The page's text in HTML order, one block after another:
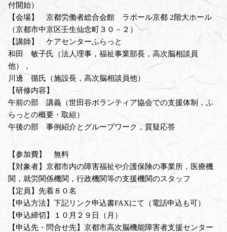
付開始）
【会場】 京都労働者総合会館 ラポール京都 2階大ホール
（京都市中京区壬生仙念町３０－２）
【講師】 ケアセンターふらっと
和田 敏子氏（法人理事，福祉事業部長，高次脳相談員
他），
川邊 循氏（施設長，高次脳相談員他）
【研修内容】
午前の部 講義（世田谷ボランティア協会での支援体制，ふ
らっとの概要・取組）
午後の部 事例紹介とグループワーク，質疑応答
【参加費】 無料
【対象者】京都市内の障害福祉や介護保険の事業所，医療機
関，就労関係機関，行政機関等の支援機関のスタッフ
【定員】先着８０名
【申込方法】下記リンク申込書FAXにて（電話申込も可）
【申込締切】１０月２９日（月）
【申込先・問合せ先】京都市高次脳機能障害者支援センター